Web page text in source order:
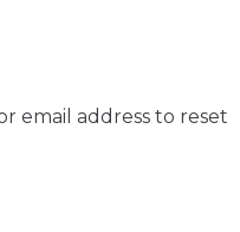
email address to reset